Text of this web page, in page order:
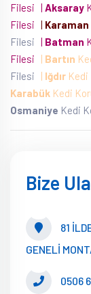
Filesi | Aksaray
Filesi | Karaman
Filesi | Batman
Filesi
| Bartın
Filesi
| Iğdır
Karabük Kedi
Osmaniye Kedi
Bize
81
GENELİ
0506